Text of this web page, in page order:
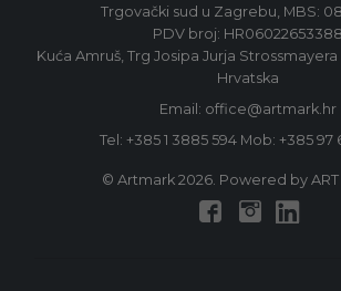
Trgovački sud u Zagrebu, MBS:
PDV broj: HR06022653388
Kuća Amruš, Trg Josipa Jurja
Hrvatska
Email: office@artmark.hr
Tel: +385 1 3885 594 Mob: +385 97
© Artmark 2026. Powered by ART